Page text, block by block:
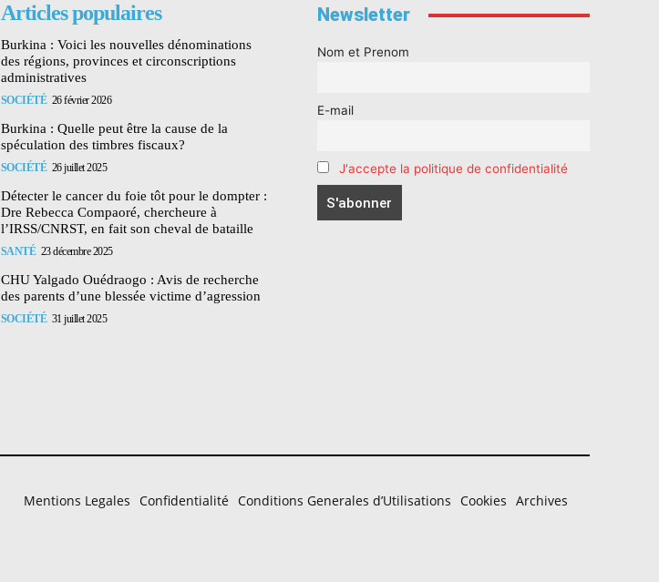
Articles populaires
Burkina : Voici les nouvelles dénominations
des régions, provinces et circonscriptions
administratives
SOCIÉTÉ 26 février 2026
Burkina : Quelle peut être la cause de la
spéculation des timbres fiscaux?
SOCIÉTÉ 26 juillet 2025
Détecter le cancer du foie tôt pour le dompter :
Dre Rebecca Compaoré, chercheure à
l’IRSS/CNRST, en fait son cheval de bataille
SANTÉ 23 décembre 2025
CHU Yalgado Ouédraogo : Avis de recherche
des parents d’une blessée victime d’agression
SOCIÉTÉ 31 juillet 2025
Newsletter
Nom et Prenom
E-mail
J'accepte la politique de confidentialité
Mentions Legales Confidentialité Conditions Generales d’Utilisations Cookies Archives